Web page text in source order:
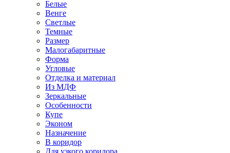
Белые
Венге
Светлые
Темные
Размер
Малогабаритные
Форма
Угловые
Отделка и материал
Из МДФ
Зеркальные
Особенности
Купе
Эконом
Назначение
В коридор
Для узкого коридора